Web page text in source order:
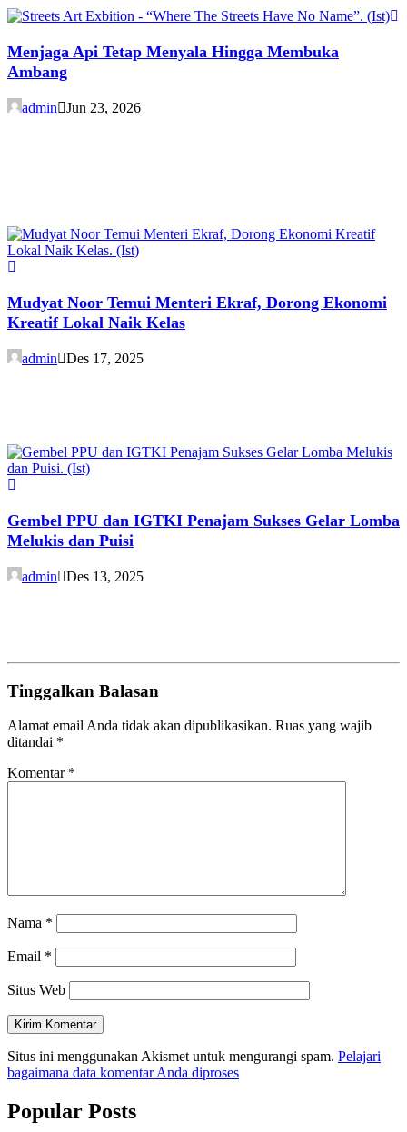
Menjaga Api Tetap Menyala Hingga Membuka
Ambang
admin Jun 23, 2026
Mudyat Noor Temui Menteri Ekraf, Dorong Ekonomi
Kreatif Lokal Naik Kelas
admin Des 17, 2025
Gembel PPU dan IGTKI Penajam Sukses Gelar Lomba
Melukis dan Puisi
admin Des 13, 2025
Tinggalkan Balasan
Alamat email Anda tidak akan dipublikasikan. Ruas yang wajib
ditandai *
Komentar *
Nama *
Email *
Situs Web
Situs ini menggunakan Akismet untuk mengurangi spam. Pelajari
bagaimana data komentar Anda diproses
Popular Posts